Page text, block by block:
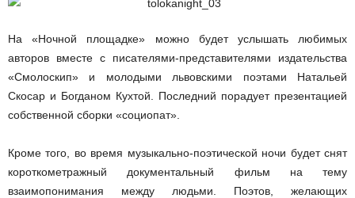
На «Ночной площадке» можно будет услышать любимых
авторов вместе с писателями-представителями издательства
«Смолоскип» и молодыми львовскими поэтами Натальей
Скосар и Богданом Кухтой. Последний порадует презентацией
собственной сборки «социопат».
Кроме того, во время музыкально-поэтической ночи будет снят
короткометражный документальный фильм на тему
взаимопонимания между людьми. Поэтов, желающих